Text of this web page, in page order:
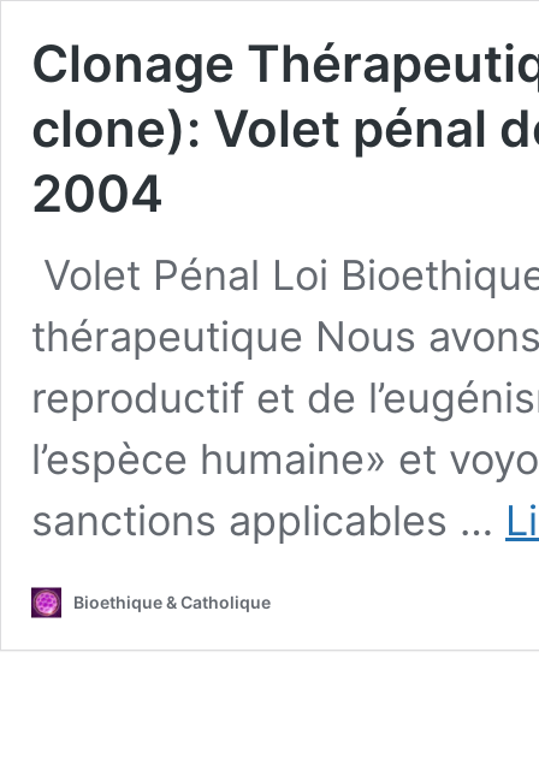
Clonage
clone): Volet pénal
2004
Volet Pénal Loi
thérapeutique Nous
reproductif et de
l’espèce humaine» et
sanctions applicables …
Bioethique & Catholique